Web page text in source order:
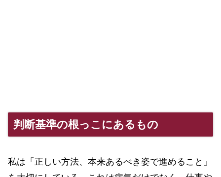
判断基準の根っこにあるもの
私は「正しい方法、本来あるべき姿で進めること」